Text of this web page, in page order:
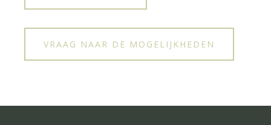
VRAAG NAAR DE MOGELIJKHEDEN